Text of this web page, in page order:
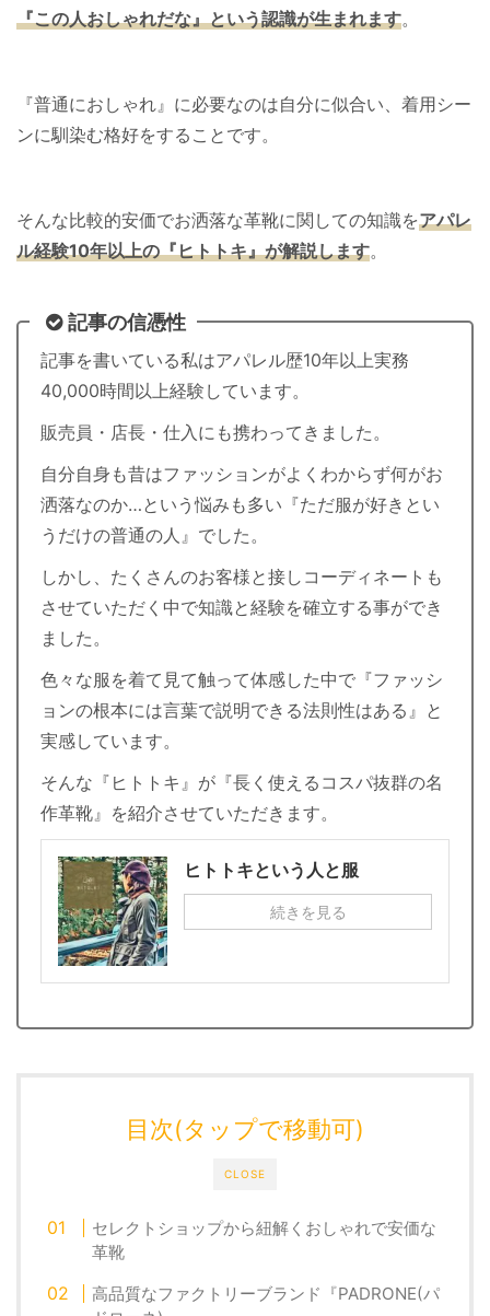
『この人おしゃれだな』という認識が生まれます。
『普通におしゃれ』に必要なのは自分に似合い、着用シー
ンに馴染む格好をすることです。
そんな比較的安価でお洒落な革靴に関しての知識をアパレ
ル経験10年以上の『ヒトトキ』が解説します。
記事の信憑性
記事を書いている私はアパレル歴10年以上実務
40,000時間以上経験しています。
販売員・店長・仕入にも携わってきました。
自分自身も昔はファッションがよくわからず何がお
洒落なのか…という悩みも多い『ただ服が好きとい
うだけの普通の人』でした。
しかし、たくさんのお客様と接しコーディネートも
させていただく中で知識と経験を確立する事ができ
ました。
色々な服を着て見て触って体感した中で『ファッシ
ョンの根本には言葉で説明できる法則性はある』と
実感しています。
そんな『ヒトトキ』が『長く使えるコスパ抜群の名
作革靴』を紹介させていただきます。
ヒトトキという人と服
続きを見る
CLOSE
目次(タップで移動可)
セレクトショップから紐解くおしゃれで安価な
革靴
高品質なファクトリーブランド『PADRONE(パ